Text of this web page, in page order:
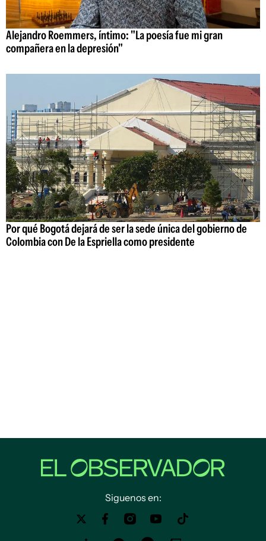
Alejandro Roemmers, íntimo: "La poesía fue mi gran
compañera en la depresión"
Por qué Bogotá dejará de ser la sede única del gobierno de
Colombia con De la Espriella como presidente
Siguenos en: